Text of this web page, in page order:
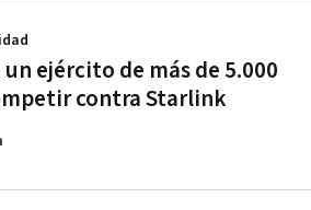
ejército de más de 5.000
contra Starlink